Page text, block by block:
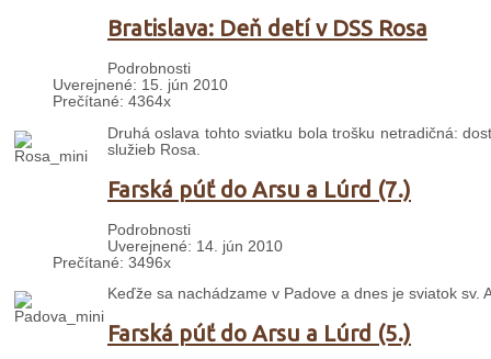
Bratislava: Deň detí v DSS Rosa
Podrobnosti
Uverejnené: 15. jún 2010
Prečítané: 4364x
Druhá oslava tohto sviatku bola trošku netradičná:
služieb Rosa.
Farská púť do Arsu a Lúrd (7.)
Podrobnosti
Uverejnené: 14. jún 2010
Prečítané: 3496x
Keďže sa nachádzame v Padove a dnes je sviatok
Farská púť do Arsu a Lúrd (5.)